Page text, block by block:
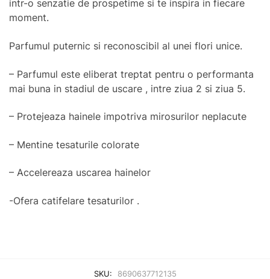
intr-o senzatie de prospetime si te inspira in fiecare
moment.
Parfumul puternic si reconoscibil al unei flori unice.
– Parfumul este eliberat treptat pentru o performanta
mai buna in stadiul de uscare , intre ziua 2 si ziua 5.
– Protejeaza hainele impotriva mirosurilor neplacute
– Mentine tesaturile colorate
– Accelereaza uscarea hainelor
-Ofera catifelare tesaturilor .
SKU:
8690637712135